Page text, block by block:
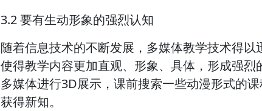
3.2 要有生动形象的强烈认知
随着信息技术的不断发展，多媒体教学技术得
使得教学内容更加直观、形象、具体，形成强
多媒体进行3D展示，课前搜索一些动漫形式的
获得新知。